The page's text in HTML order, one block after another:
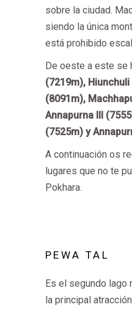
sobre la ciudad.
siendo la única
está prohibido
De oeste a este se
(7219m),
(8091m),
Annapurna III
(7525m) y
A continuación os
lugares que no te
Pokhara.
PEWA TAL
Es el segundo lago
la principal